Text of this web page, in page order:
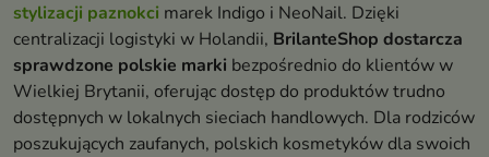
stylizacji paznokci marek Indigo i NeoNail. Dzięki
centralizacji logistyki w Holandii, BrilanteShop dostarcza
sprawdzone polskie marki bezpośrednio do klientów w
Wielkiej Brytanii, oferując dostęp do produktów trudno
dostępnych w lokalnych sieciach handlowych. Dla rodziców
poszukujących zaufanych, polskich kosmetyków dla swoich